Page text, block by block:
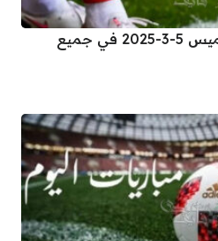
مواعيد مباريات اليوم الخميس 5-3-2025 في جميع